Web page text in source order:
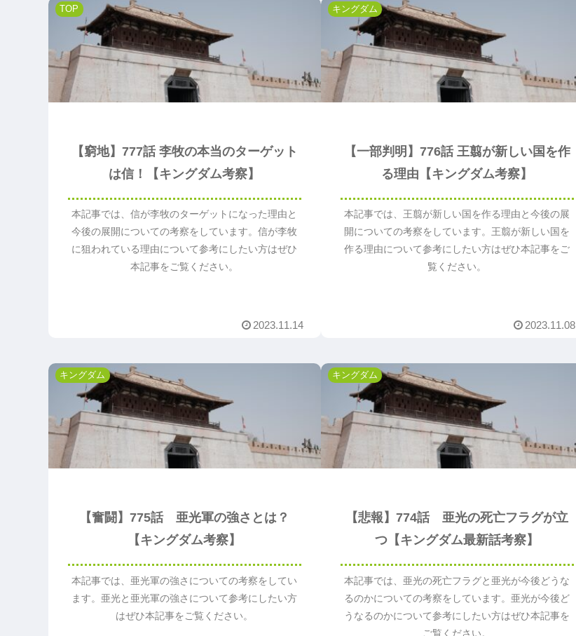
TOP
【窮地】777話 李牧の本当のターゲット
は信！【キングダム考察】
本記事では、信が李牧のターゲットになった理由と
今後の展開についての考察をしています。信が李牧
に狙われている理由について参考にしたい方はぜひ
本記事をご覧ください。
2023.11.14
キングダム
【一部判明】776話 王翦が新しい国を作
る理由【キングダム考察】
本記事では、王翦が新しい国を作る理由と今後の展
開についての考察をしています。王翦が新しい国を
作る理由について参考にしたい方はぜひ本記事をご
覧ください。
2023.11.08
キングダム
【奮闘】775話 亜光軍の強さとは？
【キングダム考察】
本記事では、亜光軍の強さについての考察をしてい
ます。亜光と亜光軍の強さについて参考にしたい方
はぜひ本記事をご覧ください。
キングダム
【悲報】774話 亜光の死亡フラグが立
つ【キングダム最新話考察】
本記事では、亜光の死亡フラグと亜光が今後どうな
るのかについての考察をしています。亜光が今後ど
うなるのかについて参考にしたい方はぜひ本記事を
ご覧ください。